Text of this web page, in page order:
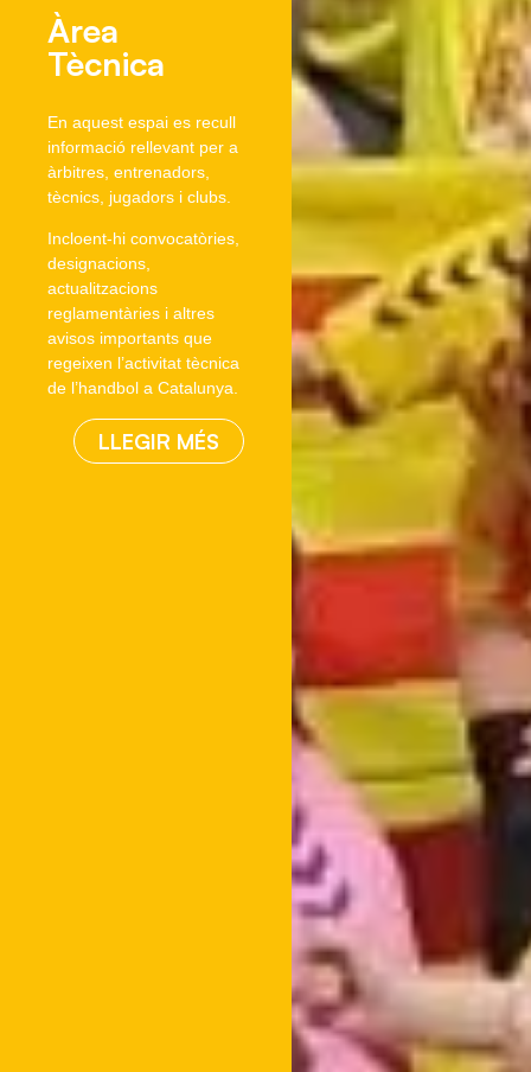
Àrea
Tècnica
En aquest espai es recull
informació rellevant per a
àrbitres, entrenadors,
tècnics, jugadors i clubs.
Incloent-hi convocatòries,
designacions,
actualitzacions
reglamentàries i altres
avisos importants que
regeixen l’activitat tècnica
de l’handbol a Catalunya.
LLEGIR MÉS